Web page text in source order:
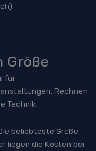
Größe
für
Rechnen
Technik.
beliebteste Größe
liegen die Kosten bei